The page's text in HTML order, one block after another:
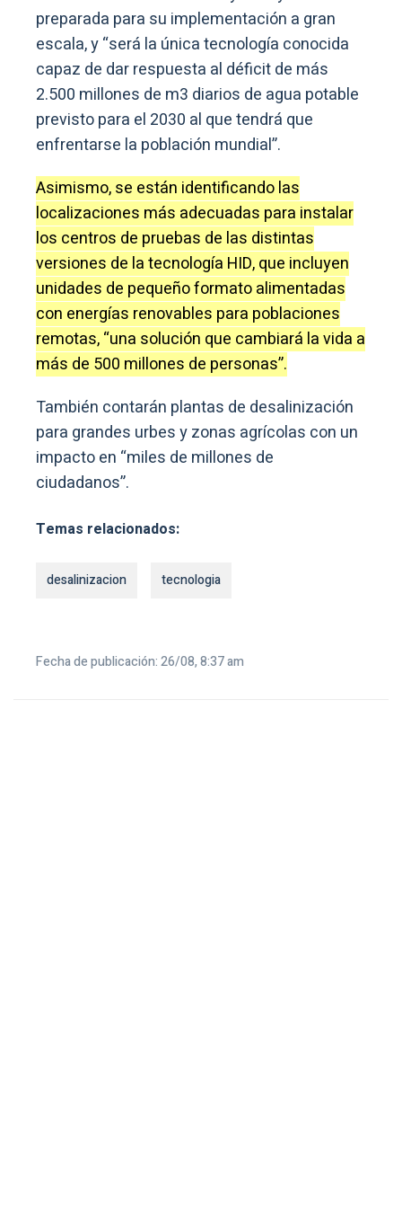
preparada para su implementación a gran
escala, y “será la única tecnología conocida
capaz de dar respuesta al déficit de más
2.500 millones de m3 diarios de agua potable
previsto para el 2030 al que tendrá que
enfrentarse la población mundial”.
Asimismo, se están identificando las
localizaciones más adecuadas para instalar
los centros de pruebas de las distintas
versiones de la tecnología HID, que incluyen
unidades de pequeño formato alimentadas
con energías renovables para poblaciones
remotas, “una solución que cambiará la vida a
más de 500 millones de personas”.
También contarán plantas de desalinización
para grandes urbes y zonas agrícolas con un
impacto en “miles de millones de
ciudadanos”.
Temas relacionados:
desalinizacion tecnologia
Fecha de publicación: 26/08, 8:37 am